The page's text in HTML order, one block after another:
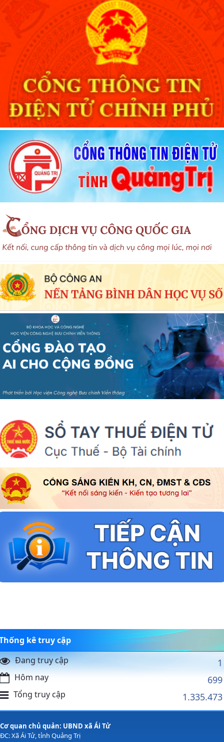
kê truy cập
Đang truy cập
1
Hôm nay 699
Tổng truy cập 1.335.473
Cơ quan chủ quản: UBND xã Ái Tử
ĐC: Xã Ái Tử, tỉnh Quảng Trị